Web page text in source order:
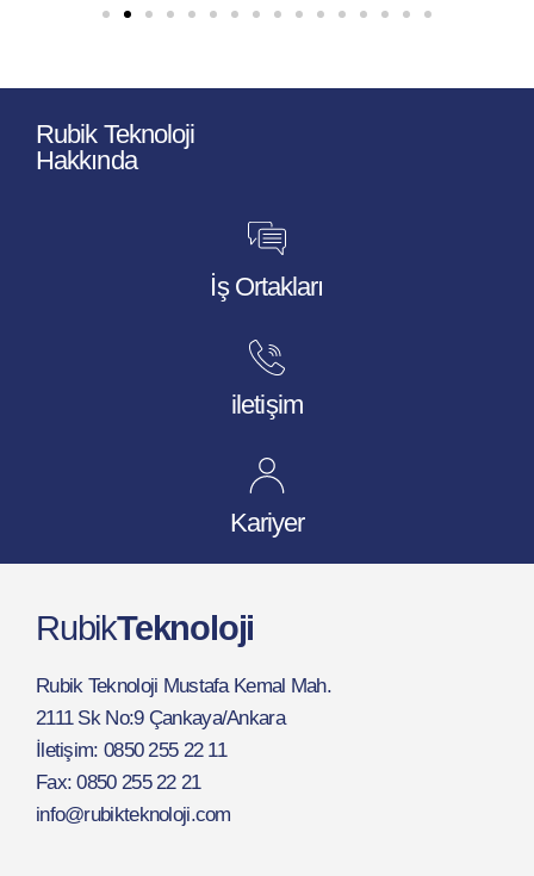
Rubik Teknoloji
Hakkında
İş Ortakları
iletişim
Kariyer
RubikTeknoloji
Rubik Teknoloji Mustafa Kemal Mah.
2111 Sk No:9 Çankaya/Ankara
İletişim: 0850 255 22 11
Fax: 0850 255 22 21
info@rubikteknoloji.com